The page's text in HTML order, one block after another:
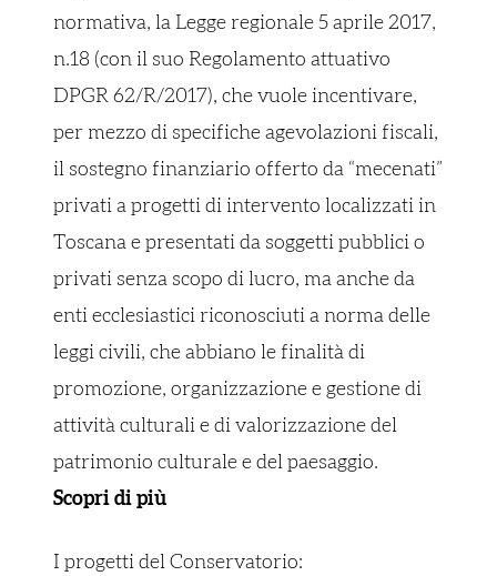
normativa, la Legge regionale 5 aprile 2017,
n.18 (con il suo Regolamento attuativo
DPGR 62/R/2017), che vuole incentivare,
per mezzo di specifiche agevolazioni fiscali,
il sostegno finanziario offerto da “mecenati”
privati a progetti di intervento localizzati in
Toscana e presentati da soggetti pubblici o
privati senza scopo di lucro, ma anche da
enti ecclesiastici riconosciuti a norma delle
leggi civili, che abbiano le finalità di
promozione, organizzazione e gestione di
attività culturali e di valorizzazione del
patrimonio culturale e del paesaggio.
Scopri di più
I progetti del Conservatorio: